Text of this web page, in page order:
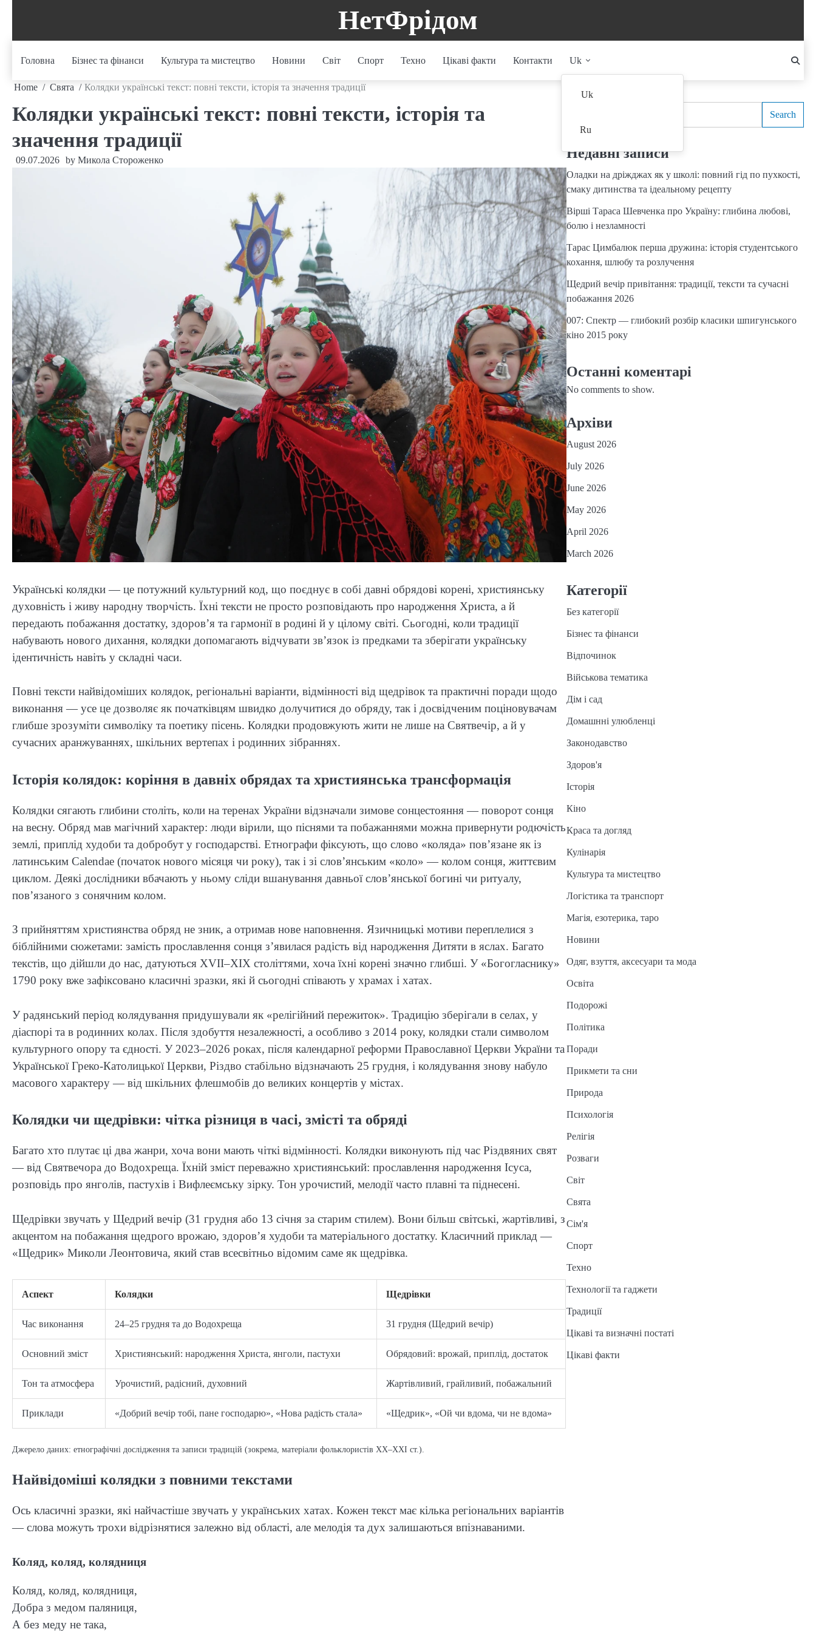
НетФрідом
Головна Бізнес та фінанси Культура та мистецтво Новини Світ Спорт Техно Цікаві факти Контакти Uk
Uk
Ru
Home Свята Колядки українські текст: повні тексти, історія та значення традиції
Колядки українські текст: повні тексти, історія та
значення традиції
09.07.2026 by Микола Стороженко
Українські колядки — це потужний культурний код, що поєднує в собі давні обрядові корені, християнську
духовність і живу народну творчість. Їхні тексти не просто розповідають про народження Христа, а й
передають побажання достатку, здоров’я та гармонії в родині й у цілому світі. Сьогодні, коли традиції
набувають нового дихання, колядки допомагають відчувати зв’язок із предками та зберігати українську
ідентичність навіть у складні часи.
Повні тексти найвідоміших колядок, регіональні варіанти, відмінності від щедрівок та практичні поради щодо
виконання — усе це дозволяє як початківцям швидко долучитися до обряду, так і досвідченим поціновувачам
глибше зрозуміти символіку та поетику пісень. Колядки продовжують жити не лише на Святвечір, а й у
сучасних аранжуваннях, шкільних вертепах і родинних зібраннях.
Історія колядок: коріння в давніх обрядах та християнська трансформація
Колядки сягають глибини століть, коли на теренах України відзначали зимове сонцестояння — поворот сонця
на весну. Обряд мав магічний характер: люди вірили, що піснями та побажаннями можна привернути родючість
землі, приплід худоби та добробут у господарстві. Етнографи фіксують, що слово «коляда» пов’язане як із
латинським Calendae (початок нового місяця чи року), так і зі слов’янським «коло» — колом сонця, життєвим
циклом. Деякі дослідники вбачають у ньому сліди вшанування давньої слов’янської богині чи ритуалу,
пов’язаного з сонячним колом.
З прийняттям християнства обряд не зник, а отримав нове наповнення. Язичницькі мотиви переплелися з
біблійними сюжетами: замість прославлення сонця з’явилася радість від народження Дитяти в яслах. Багато
текстів, що дійшли до нас, датуються XVII–XIX століттями, хоча їхні корені значно глибші. У «Богогласнику»
1790 року вже зафіксовано класичні зразки, які й сьогодні співають у храмах і хатах.
У радянський період колядування придушували як «релігійний пережиток». Традицію зберігали в селах, у
діаспорі та в родинних колах. Після здобуття незалежності, а особливо з 2014 року, колядки стали символом
культурного опору та єдності. У 2023–2026 роках, після календарної реформи Православної Церкви України та
Української Греко-Католицької Церкви, Різдво стабільно відзначають 25 грудня, і колядування знову набуло
масового характеру — від шкільних флешмобів до великих концертів у містах.
Колядки чи щедрівки: чітка різниця в часі, змісті та обряді
Багато хто плутає ці два жанри, хоча вони мають чіткі відмінності. Колядки виконують під час Різдвяних свят
— від Святвечора до Водохреща. Їхній зміст переважно християнський: прославлення народження Ісуса,
розповідь про янголів, пастухів і Вифлеємську зірку. Тон урочистий, мелодії часто плавні та піднесені.
Щедрівки звучать у Щедрий вечір (31 грудня або 13 січня за старим стилем). Вони більш світські, жартівливі, з
акцентом на побажання щедрого врожаю, здоров’я худоби та матеріального достатку. Класичний приклад —
«Щедрик» Миколи Леонтовича, який став всесвітньо відомим саме як щедрівка.
Аспект Колядки Щедрівки
Час виконання 24–25 грудня та до Водохреща 31 грудня (Щедрий вечір)
Основний зміст Християнський: народження Христа, янголи, пастухи Обрядовий: врожай, приплід, достаток
Тон та атмосфера Урочистий, радісний, духовний Жартівливий, грайливий, побажальний
Приклади «Добрий вечір тобі, пане господарю», «Нова радість стала» «Щедрик», «Ой чи вдома, чи не вдома»
Джерело даних: етнографічні дослідження та записи традицій (зокрема, матеріали фольклористів XX–XXI ст.).
Найвідоміші колядки з повними текстами
Ось класичні зразки, які найчастіше звучать у українських хатах. Кожен текст має кілька регіональних варіантів
— слова можуть трохи відрізнятися залежно від області, але мелодія та дух залишаються впізнаваними.
Коляд, коляд, колядниця
Коляд, коляд, колядниця,
Добра з медом паляниця,
А без меду не така,
Search
Недавні записи
Оладки на дріжджах як у школі: повний гід по пухкості,
смаку дитинства та ідеальному рецепту
Вірші Тараса Шевченка про Україну: глибина любові,
болю і незламності
Тарас Цимбалюк перша дружина: історія студентського
кохання, шлюбу та розлучення
Щедрий вечір привітання: традиції, тексти та сучасні
побажання 2026
007: Спектр — глибокий розбір класики шпигунського
кіно 2015 року
Останні коментарі
No comments to show.
Архіви
August 2026
July 2026
June 2026
May 2026
April 2026
March 2026
Категорії
Без категорії
Бізнес та фінанси
Відпочинок
Військова тематика
Дім і сад
Домашнні улюбленці
Законодавство
Здоров'я
Історія
Кіно
Краса та догляд
Кулінарія
Культура та мистецтво
Логістика та транспорт
Магія, езотерика, таро
Новини
Одяг, взуття, аксесуари та мода
Освіта
Подорожі
Політика
Поради
Прикмети та сни
Природа
Психологія
Релігія
Розваги
Світ
Свята
Сім'я
Спорт
Техно
Технології та гаджети
Традиції
Цікаві та визначні постаті
Цікаві факти